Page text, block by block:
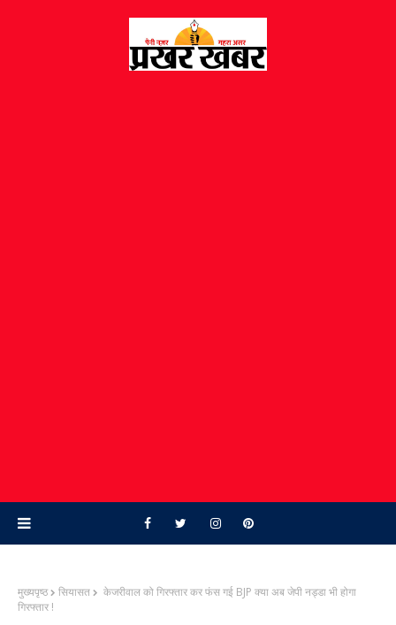
मुख्यपृष्ठ सियासत
केजरीवाल को गिरफ्तार कर फंस गई BJP क्‍या अब जेपी नड्डा भी होगा
गिरफ्तार !